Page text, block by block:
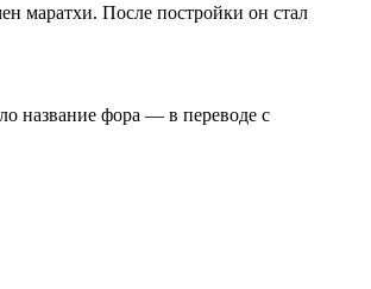
маратхи. После постройки он стал
название фора — в переводе с